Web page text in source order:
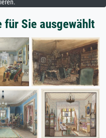
für Sie ausgewählt